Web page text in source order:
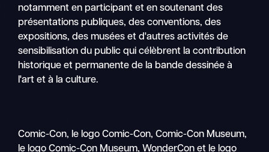
notamment en participant et en soutenant des
présentations publiques, des conventions, des
expositions, des musées et d'autres activités de
sensibilisation du public qui célèbrent la contribution
historique et permanente de la bande dessinée à
l'art et à la culture.
Comic-Con, le logo Comic-Con, Comic-Con Museum,
le logo Comic-Con Museum, WonderCon et le logo